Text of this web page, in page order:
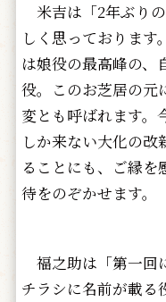
米吉は「2年ぶり
しく思っておりま
は娘役の最高峰の、
役。このお芝居の元
変とも呼ばれます。
しか来ない大化の改
ることにも、ご縁
待をのぞかせます。
福之助は「第一回
チラシに名前が載る